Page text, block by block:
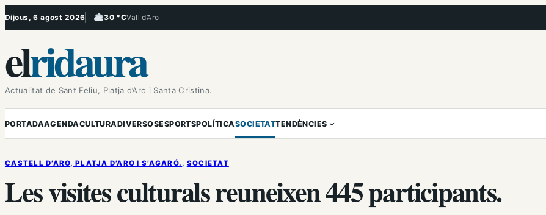
Vés
Dijous, 6 agost 2026 30 °CVall d’Aro
, Ennuvolat
elridaura
Actualitat de Sant Feliu, Platja d’Aro i Santa Cristina.
PORTADAAGENDACULTURADIVERSOSESPORTSPOLÍTICASOCIETATTENDÈNCIES
CASTELL D’ARO, PLATJA D’ARO I S’AGARÓ. , SOCIETAT
Les visites culturals reuneixen 445 participants.